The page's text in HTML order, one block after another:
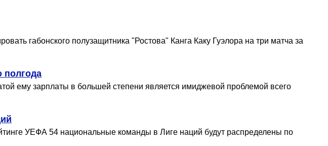
габонского полузащитника "Ростова" Канга Каку Гуэлора на три матча за
полгода
ему зарплаты в большей степени является имиджевой проблемой всего
УЕФА 54 национальные команды в Лиге наций будут распределены по